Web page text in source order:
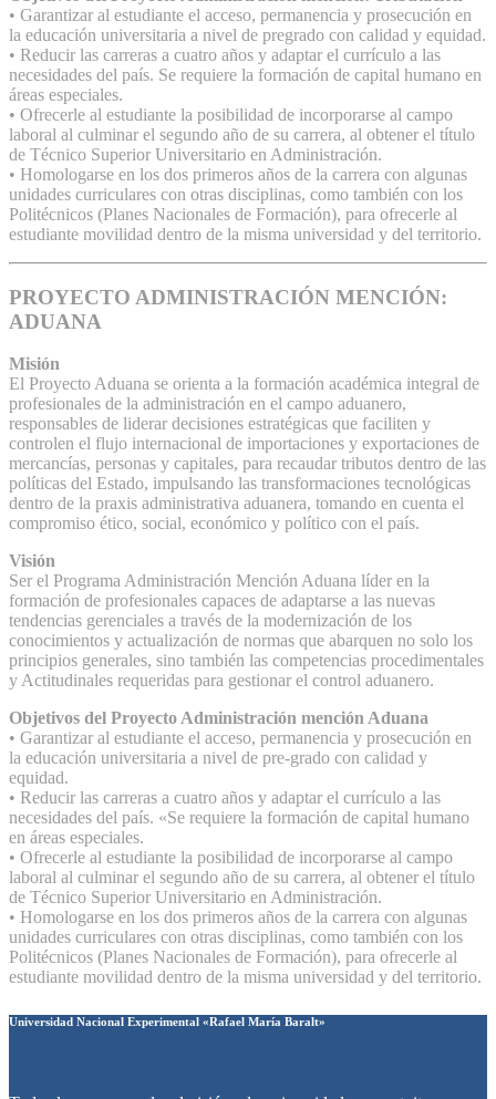
• Garantizar al estudiante el acceso, permanencia y prosecución en
la educación universitaria a nivel de pregrado con calidad y equidad.
• Reducir las carreras a cuatro años y adaptar el currículo a las
necesidades del país. Se requiere la formación de capital humano en
áreas especiales.
• Ofrecerle al estudiante la posibilidad de incorporarse al campo
laboral al culminar el segundo año de su carrera, al obtener el título
de Técnico Superior Universitario en Administración.
• Homologarse en los dos primeros años de la carrera con algunas
unidades curriculares con otras disciplinas, como también con los
Politécnicos (Planes Nacionales de Formación), para ofrecerle al
estudiante movilidad dentro de la misma universidad y del territorio.
PROYECTO ADMINISTRACIÓN MENCIÓN:
ADUANA
Misión
El Proyecto Aduana se orienta a la formación académica integral de
profesionales de la administración en el campo aduanero,
responsables de liderar decisiones estratégicas que faciliten y
controlen el flujo internacional de importaciones y exportaciones de
mercancías, personas y capitales, para recaudar tributos dentro de las
políticas del Estado, impulsando las transformaciones tecnológicas
dentro de la praxis administrativa aduanera, tomando en cuenta el
compromiso ético, social, económico y político con el país.
Visión
Ser el Programa Administración Mención Aduana líder en la
formación de profesionales capaces de adaptarse a las nuevas
tendencias gerenciales a través de la modernización de los
conocimientos y actualización de normas que abarquen no solo los
principios generales, sino también las competencias procedimentales
y Actitudinales requeridas para gestionar el control aduanero.
Objetivos del Proyecto Administración mención Aduana
• Garantizar al estudiante el acceso, permanencia y prosecución en
la educación universitaria a nivel de pre-grado con calidad y
equidad.
• Reducir las carreras a cuatro años y adaptar el currículo a las
necesidades del país. «Se requiere la formación de capital humano
en áreas especiales.
• Ofrecerle al estudiante la posibilidad de incorporarse al campo
laboral al culminar el segundo año de su carrera, al obtener el título
de Técnico Superior Universitario en Administración.
• Homologarse en los dos primeros años de la carrera con algunas
unidades curriculares con otras disciplinas, como también con los
Politécnicos (Planes Nacionales de Formación), para ofrecerle al
estudiante movilidad dentro de la misma universidad y del territorio.
Universidad Nacional Experimental «Rafael María Baralt»